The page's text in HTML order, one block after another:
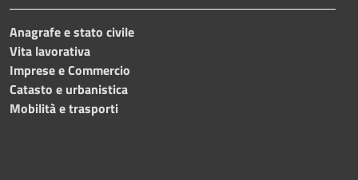
Anagrafe e stato civile
Vita lavorativa
Imprese e Commercio
Catasto e urbanistica
Mobilità e trasporti